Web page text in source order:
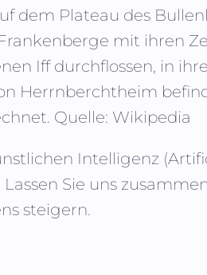
dem Plateau des
mit ihren
Iff durchflossen, in
Herrnberchtheim
Quelle: Wikipedia
Intelligenz (
Sie uns
steigern.